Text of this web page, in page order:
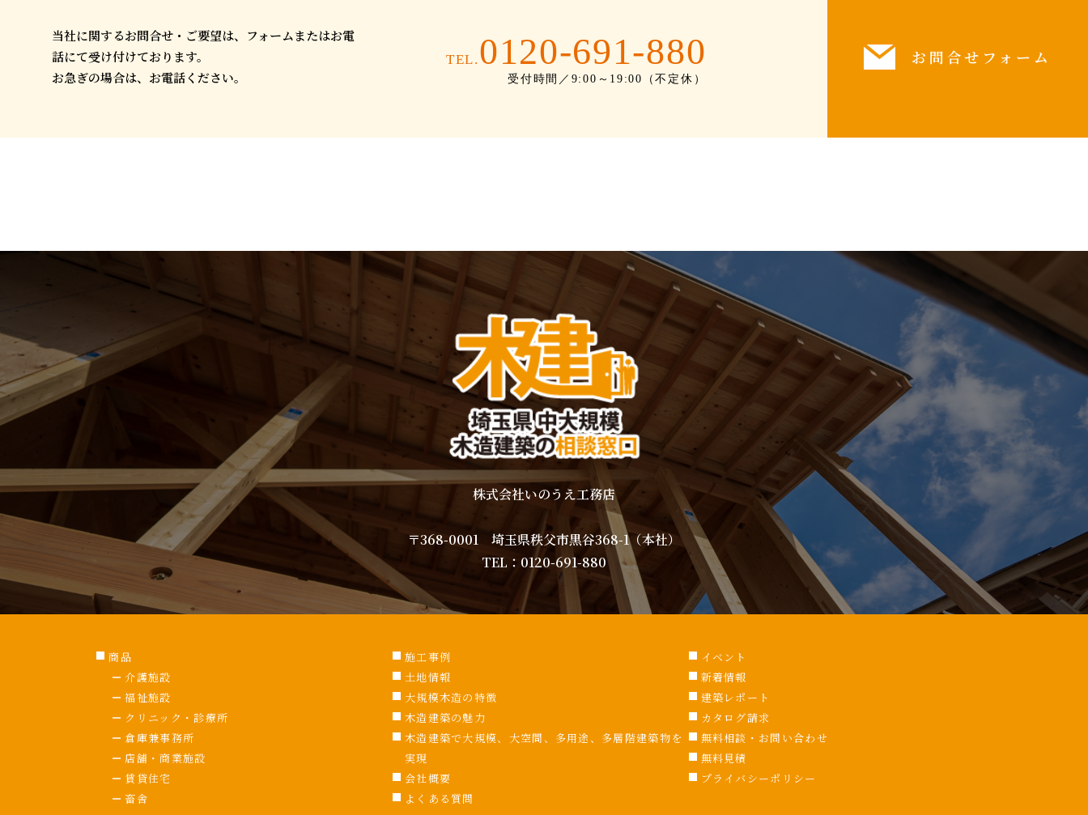
当社に関するお問合せ・ご要望は、フォームまたはお電
話にて受け付けております。
お急ぎの場合は、お電話ください。
TEL. 0120-691-880
受付時間／9:00～19:00（不定休）
お問合せフォーム
株式会社いのうえ工務店
〒368-0001 埼玉県秩父市黒谷368-1（本社）
TEL： 0120-691-880
商品
介護施設
福祉施設
クリニック・診療所
倉庫兼事務所
店舗・商業施設
賃貸住宅
畜舎
施工事例
土地情報
大規模木造の特徴
木造建築の魅力
木造建築で大規模、大空間、多用途、多層階建築物を
実現
会社概要
よくある質問
イベント
新着情報
建築レポート
カタログ請求
無料相談・お問い合わせ
無料見積
プライバシーポリシー